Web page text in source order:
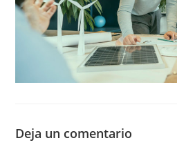
Deja un comentario